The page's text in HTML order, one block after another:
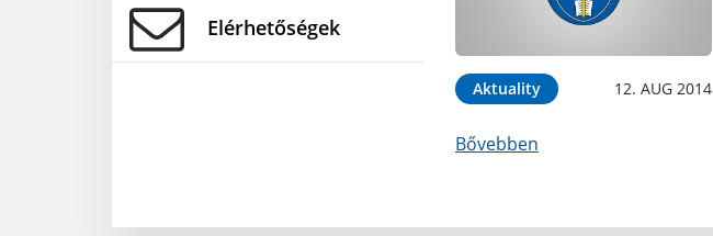
Elérhetőségek
Aktuality 12. AUG 2014
Bővebben